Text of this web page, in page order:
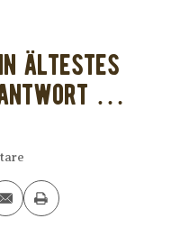
ältestes
Antwort …